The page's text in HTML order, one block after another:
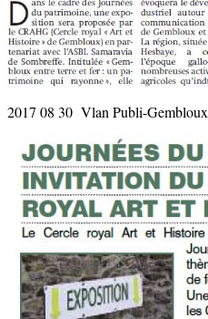
2017 08 30 Vlan Publi-Gembloux